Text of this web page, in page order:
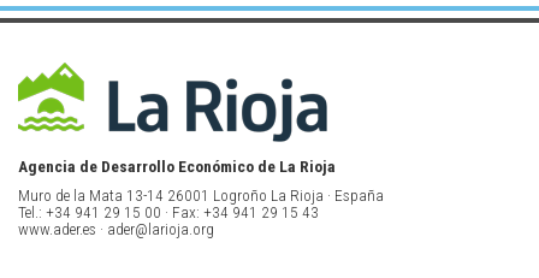
Agencia de Desarrollo Económico de La Rioja
Muro de la Mata 13-14 26001 Logroño La Rioja · España
Tel.: +34 941 29 15 00 · Fax: +34 941 29 15 43
www.ader.es · ader@larioja.org